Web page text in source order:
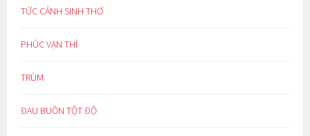
TỨC CẢNH SINH THƠ
PHÚC VẠN THÌ
TRÙM
ĐAU BUỒN TỘT ĐỘ